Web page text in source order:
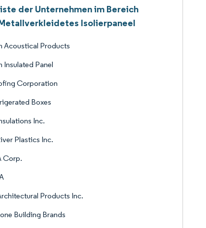
der Unternehmen im Bereich
Isolierpaneel
Acoustical Products
Insulated Panel
Corporation
Boxes
Inc.
Plastics Inc.
Corp.
Products Inc.
Building Brands